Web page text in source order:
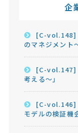
企
[C-vol.148]
のマネジメント
[C-vol.147]
考える～」
[C-vol.146]
モデルの検証機